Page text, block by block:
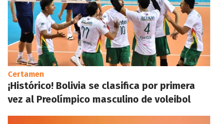
Certamen
¡Histórico! Bolivia se clasifica por primera
vez al Preolímpico masculino de voleibol